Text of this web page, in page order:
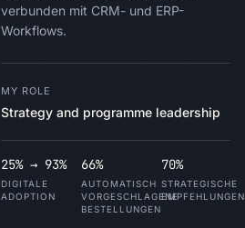
verbunden mit CRM- und ERP-
Workflows.
MY ROLE
Strategy and programme leadership
25% → 93%
DIGITALE
ADOPTION
66%
AUTOMATISCH
VORGESCHLAGENE
BESTELLUNGEN
70%
STRATEGISCHE
EMPFEHLUNGEN